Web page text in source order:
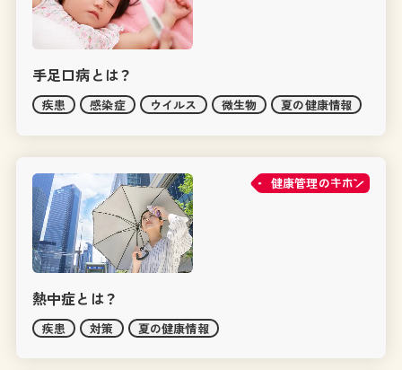
手足口病とは？
疾患 感染症 ウイルス 微生物 夏の健康情報
健康管理の
熱中症とは？
疾患 対策 夏の健康情報